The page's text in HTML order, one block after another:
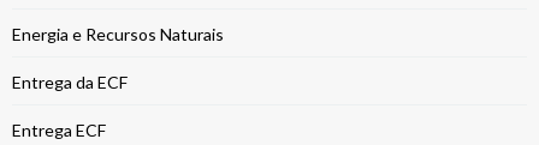
Energia e Recursos Naturais
Entrega da ECF
Entrega ECF